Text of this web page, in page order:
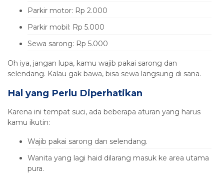
Parkir motor: Rp 2.000
Parkir mobil: Rp 5.000
Sewa sarong: Rp 5.000
Oh iya, jangan lupa, kamu wajib pakai sarong dan
selendang. Kalau gak bawa, bisa sewa langsung di sana.
Hal yang Perlu Diperhatikan
Karena ini tempat suci, ada beberapa aturan yang harus
kamu ikutin:
Wajib pakai sarong dan selendang.
Wanita yang lagi haid dilarang masuk ke area utama
pura.